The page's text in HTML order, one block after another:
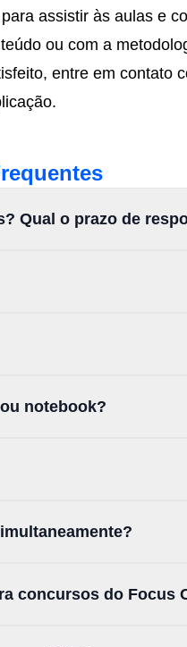
assistir às aulas e
ou com a
entre em contato
Qual o prazo de
notebook?
concursos do Focus